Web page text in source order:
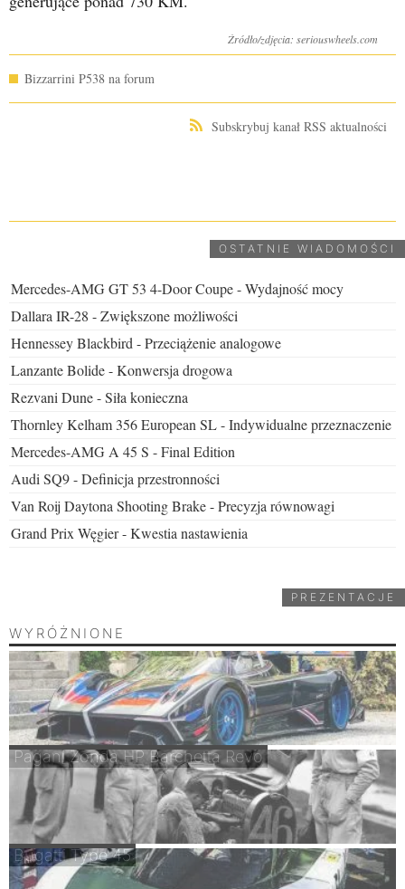
Źródło/zdjęcia: seriouswheels.com
Bizzarrini P538 na forum
Subskrybuj kanał RSS aktualności
OSTATNIE WIADOMOŚCI
Mercedes-AMG GT 53 4-Door Coupe - Wydajność mocy
Dallara IR-28 - Zwiększone możliwości
Hennessey Blackbird - Przeciążenie analogowe
Lanzante Bolide - Konwersja drogowa
Rezvani Dune - Siła konieczna
Thornley Kelham 356 European SL - Indywidualne przeznaczenie
Mercedes-AMG A 45 S - Final Edition
Audi SQ9 - Definicja przestronności
Van Roij Daytona Shooting Brake - Precyzja równowagi
Grand Prix Węgier - Kwestia nastawienia
PREZENTACJE
WYRÓŻNIONE
Pagani Zonda HP Barchetta Revo
Bugatti Type 45